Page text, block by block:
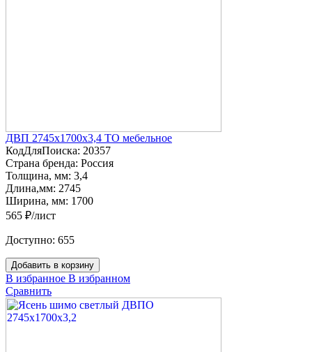
ДВП 2745х1700х3,4 ТО мебельное
КодДляПоиска: 20357
Страна бренда: Россия
Толщина, мм: 3,4
Длина,мм: 2745
Ширина, мм: 1700
565 ₽/лист
Доступно: 655
Добавить в корзину
В избранное В избранном
Сравнить